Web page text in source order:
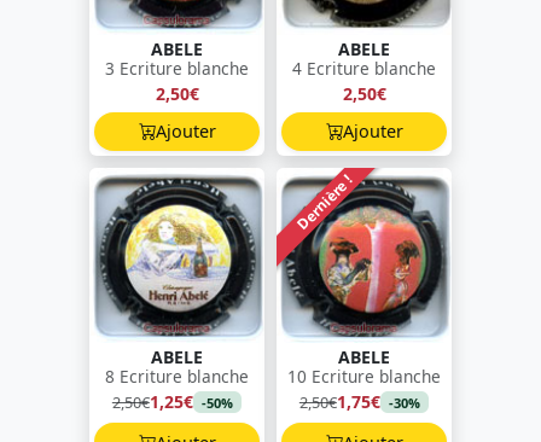
ABELE
3 Ecriture blanche
2,50€
Ajouter
ABELE
4 Ecriture blanche
2,50€
Ajouter
ABELE
8 Ecriture blanche
2,50€1,25€ -50%
Dernière !
ABELE
10 Ecriture blanche
2,50€1,75€ -30%